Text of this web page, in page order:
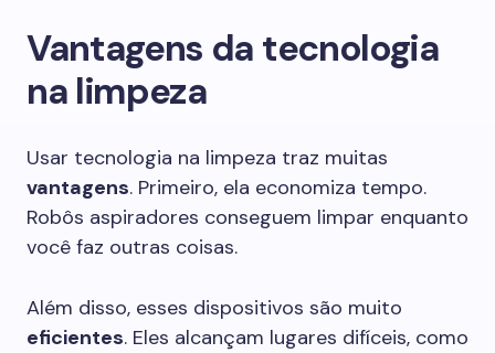
Vantagens da tecnologia
na limpeza
Usar tecnologia na limpeza traz muitas
vantagens. Primeiro, ela economiza tempo.
Robôs aspiradores conseguem limpar enquanto
você faz outras coisas.
Além disso, esses dispositivos são muito
eficientes. Eles alcançam lugares difíceis, como